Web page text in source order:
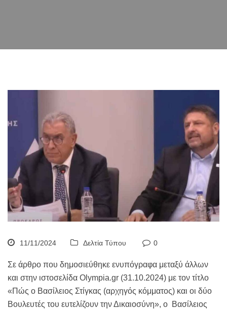
11/11/2024 Δελτία Τύπου 0
Σε άρθρο που δημοσιεύθηκε ενυπόγραφα μεταξύ άλλων
και στην ιστοσελίδα Olympia.gr (31.10.2024) με τον τίτλο
«Πώς ο Βασίλειος Στίγκας (αρχηγός κόμματος) και οι δύο
Βουλευτές του ευτελίζουν την Δικαιοσύνη», ο Βασίλειος